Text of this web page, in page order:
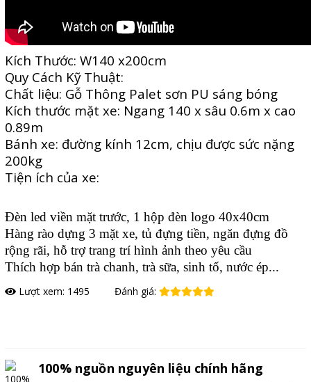
Kích Thước: W140 x200cm
Quy Cách Kỹ Thuật:
Chất liệu: Gỗ Thông Palet sơn PU sáng bóng
Kích thước mặt xe: Ngang 140 x sâu 0.6m x cao
0.89m
Bánh xe: đường kính 12cm, chịu được sức nặng
200kg
Tiện ích của xe:
Đèn led viền mặt trước, 1 hộp đèn logo 40x40cm
Hàng rào dựng 3 mặt xe, tủ đựng tiền, ngăn đựng đồ
rộng rãi, hỗ trợ trang trí hình ảnh theo yêu cầu
Thích hợp bán trà chanh, trà sữa, sinh tố, nước ép...
Lượt xem: 1495 Đánh giá:
100% nguồn nguyên liệu chính hãng